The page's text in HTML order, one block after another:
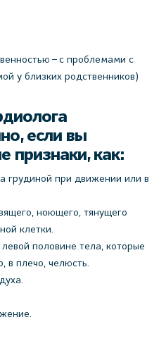
– с проблемами с
у близких родственников)
если вы
признаки, как:
грудиной при движении или в
ноющего, тянущего
клетки.
половине тела, которые
в плечо, челюсть.